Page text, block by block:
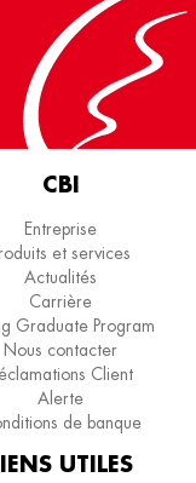
de navigation
CBI
Entreprise
et services
Actualités
Carrière
Graduate Program
Nous contacter
Client
Alerte
de banque
UTILES